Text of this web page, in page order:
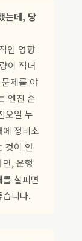
는데, 당
인 영향
이 적더
제를 야
엔진 손
오일 누
정비소
것이 안
, 운행
살피면
니다.